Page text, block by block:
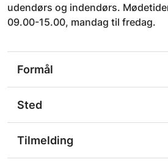
udendørs og indendørs.
09.00-15.00, mandag til fredag.
Formål
Sted
Tilmelding